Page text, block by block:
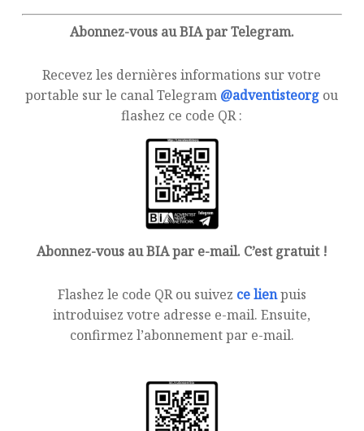
Abonnez-vous au BIA par Telegram.
Recevez les dernières informations sur votre
portable sur le canal Telegram @adventisteorg ou
flashez ce code QR :
Abonnez-vous au BIA par e-mail. C’est gratuit !
Flashez le code QR ou suivez ce lienpuis
introduisez votre adresse e-mail. Ensuite,
confirmez l’abonnement par e-mail.